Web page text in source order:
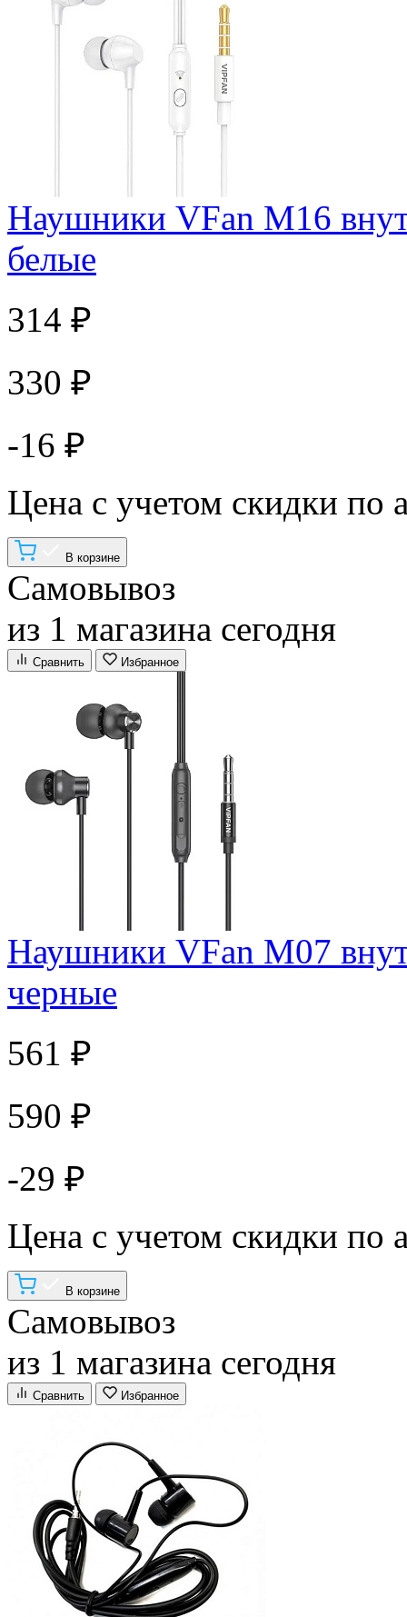
Наушники VFan M16
белые
314 ₽
330 ₽
-16 ₽
Цена с учетом скидки по
В корзине
Самовывоз
из 1 магазина сегодня
Сравнить Избранное
Наушники VFan M07
черные
561 ₽
590 ₽
-29 ₽
Цена с учетом скидки по
В корзине
Самовывоз
из 1 магазина сегодня
Сравнить Избранное